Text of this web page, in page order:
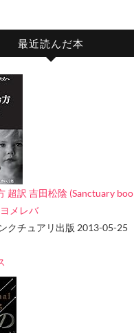
最近読んだ本
超訳 吉田松陰 (Sanctuary
ヨメレバ
クチュアリ出版 2013-05-25